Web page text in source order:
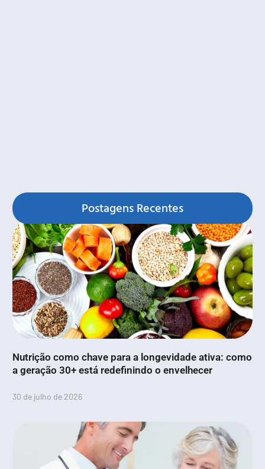
Postagens Recentes
Nutrição como chave para a longevidade ativa: como
a geração 30+ está redefinindo o envelhecer
30 de julho de 2026